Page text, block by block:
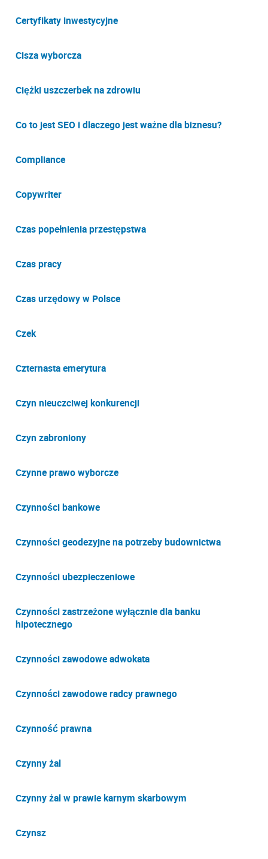
Certyfikaty inwestycyjne
Cisza wyborcza
Ciężki uszczerbek na zdrowiu
Co to jest SEO i dlaczego jest ważne dla biznesu?
Compliance
Copywriter
Czas popełnienia przestępstwa
Czas pracy
Czas urzędowy w Polsce
Czek
Czternasta emerytura
Czyn nieuczciwej konkurencji
Czyn zabroniony
Czynne prawo wyborcze
Czynności bankowe
Czynności geodezyjne na potrzeby budownictwa
Czynności ubezpieczeniowe
Czynności zastrzeżone wyłącznie dla banku
hipotecznego
Czynności zawodowe adwokata
Czynności zawodowe radcy prawnego
Czynność prawna
Czynny żal
Czynny żal w prawie karnym skarbowym
Czynsz